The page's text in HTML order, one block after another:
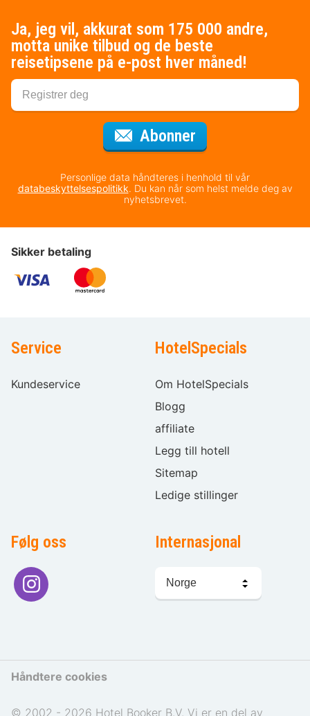
Ja, jeg vil, akkurat som 175 000 andre,
motta unike tilbud og de beste
reisetipsene på e-post hver måned!
Abonner
Personlige data håndteres i henhold til vår
databeskyttelsespolitikk. Du kan når som helst melde deg av
nyhetsbrevet.
Sikker betaling
Service
Kundeservice
HotelSpecials
Om HotelSpecials
Blogg
affiliate
Legg till hotell
Sitemap
Ledige stillinger
Følg oss Internasjonal
Håndtere cookies
© 2002 - 2026 Hotel Booker B.V. Vi er en del av